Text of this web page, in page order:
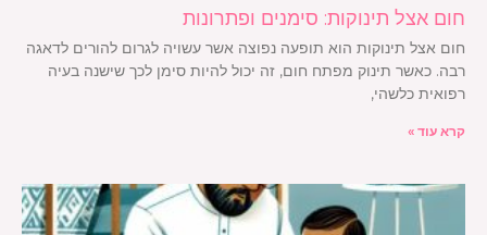
חום אצל תינוקות: סימנים ופתרונות
חום אצל תינוקות הוא תופעה נפוצה אשר עשויה לגרום להורים לדאגה
רבה. כאשר תינוק מפתח חום, זה יכול להיות סימן לכך שישנה בעיה
רפואית כלשהי,
קרא עוד »